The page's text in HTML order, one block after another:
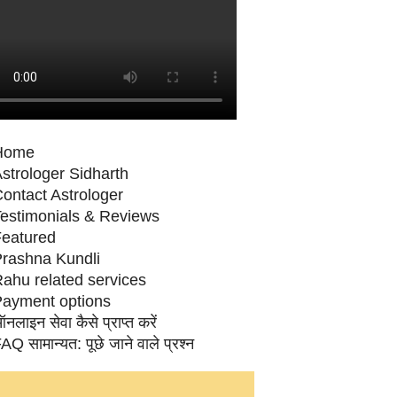
Sidharth
Astrologer
& Reviews
Kundli
related services
options
सेवा कैसे प्राप्‍त करें
सामान्‍यत: पूछे जाने वाले प्रश्‍न